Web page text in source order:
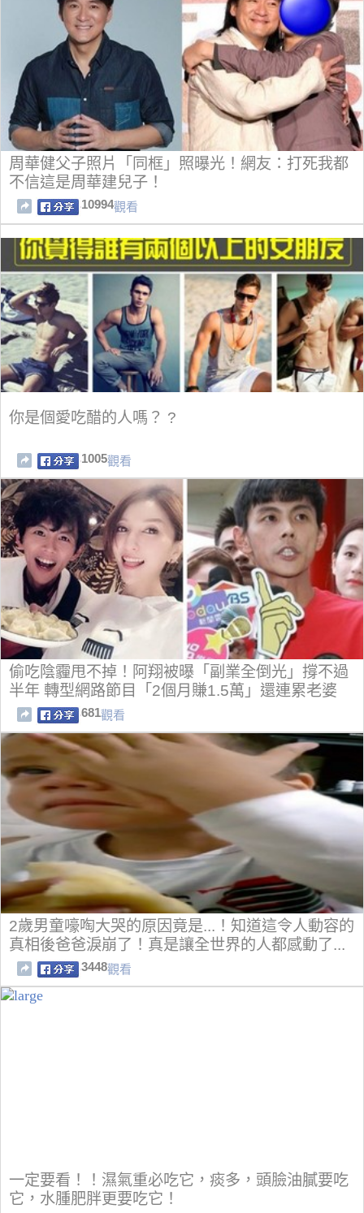
周華健父子照片「同框」照曝光！網友：打死我都
不信這是周華建兒子！
10994觀看
你是個愛吃醋的人嗎？ ?
1005觀看
偷吃陰霾甩不掉！阿翔被曝「副業全倒光」撐不過
半年 轉型網路節目「2個月賺1.5萬」還連累老婆
681觀看
2歲男童嚎啕大哭的原因竟是...！知道這令人動容的
真相後爸爸淚崩了！真是讓全世界的人都感動了...
3448觀看
一定要看！！濕氣重必吃它，痰多，頭臉油膩要吃
它，水腫肥胖更要吃它！